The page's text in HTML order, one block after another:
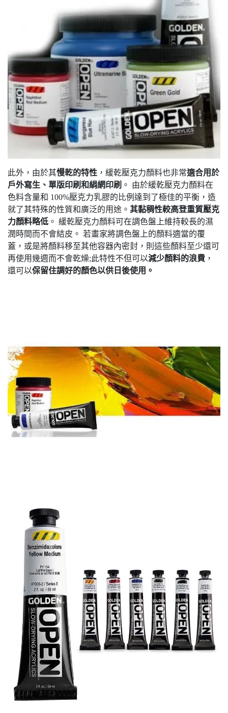
此外，由於其慢乾的特性 ，緩乾壓克力顏料也非常適合用於
戶外寫生、單版印刷和絹網印刷 。 由於緩乾壓克力顏料在
色料含量和 100%壓克力乳膠的比例達到了極佳的平衡，造
就了其特殊的性質和廣泛的用途。 其黏稠性較高登重質壓克
力顏料略低 。 緩乾壓克力顏料可在調色盤上維持較長的濕
潤時間而不會結皮。 若畫家將調色盤上的顏料適當的覆
蓋，或是將顏料移至其他容器內密封，則這些顏料至少還可
再使用幾週而不會乾燥;此特性不但可以減少顏料的浪費 ，
還可以保留住調好的顏色以供日後使用。